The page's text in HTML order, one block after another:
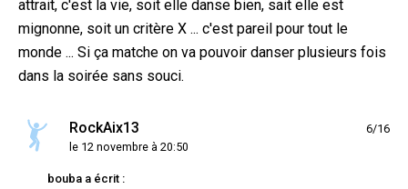
attrait, c'est la vie, soit elle danse bien, sait elle est
mignonne, soit un critère X ... c'est pareil pour tout le
monde ... Si ça matche on va pouvoir danser plusieurs fois
dans la soirée sans souci.
RockAix13
le 12 novembre à 20:50
6/16
bouba a écrit :